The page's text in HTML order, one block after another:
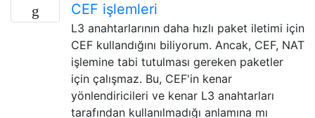
CEF işlemleri
L3 anahtarlarının daha hızlı paket iletimi için
CEF kullandığını biliyorum. Ancak, CEF, NAT
işlemine tabi tutulması gereken paketler
için çalışmaz. Bu, CEF'in kenar
yönlendiricileri ve kenar L3 anahtarları
tarafından kullanılmadığı anlamına mı